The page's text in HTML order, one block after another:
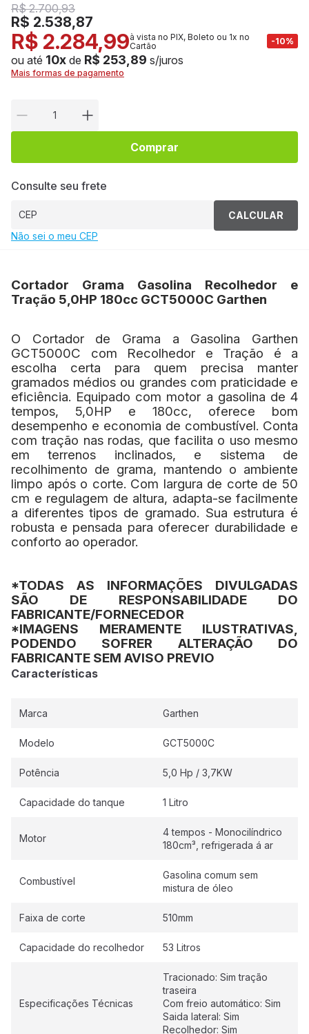
R$ 2.700,93
R$ 2.538,87
R$ 2.284,99à vista no PIX, Boleto ou 1x no
Cartão
-10%
ou até 10x de R$ 253,89 s/juros
Mais formas de pagamento
Comprar
Consulte seu frete
CALCULAR
Não sei o meu CEP
Cortador Grama Gasolina Recolhedor e
Tração 5,0HP 180cc GCT5000C Garthen
O Cortador de Grama a Gasolina Garthen
GCT5000C com Recolhedor e Tração é a
escolha certa para quem precisa manter
gramados médios ou grandes com praticidade e
eficiência. Equipado com motor a gasolina de 4
tempos, 5,0HP e 180cc, oferece bom
desempenho e economia de combustível. Conta
com tração nas rodas, que facilita o uso mesmo
em terrenos inclinados, e sistema de
recolhimento de grama, mantendo o ambiente
limpo após o corte. Com largura de corte de 50
cm e regulagem de altura, adapta-se facilmente
a diferentes tipos de gramado. Sua estrutura é
robusta e pensada para oferecer durabilidade e
conforto ao operador.
*TODAS AS INFORMAÇÕES DIVULGADAS
SÃO DE RESPONSABILIDADE DO
FABRICANTE/FORNECEDOR
*IMAGENS MERAMENTE ILUSTRATIVAS,
PODENDO SOFRER ALTERAÇÃO DO
FABRICANTE SEM AVISO PREVIO
Características
Marca Garthen
Modelo GCT5000C
Potência 5,0 Hp / 3,7KW
Capacidade do tanque 1 Litro
Motor
4 tempos - Monocilíndrico
180cm³, refrigerada á ar
Combustível
Gasolina comum sem
mistura de óleo
Faixa de corte 510mm
Capacidade do recolhedor 53 Litros
Especificações Técnicas
Tracionado: Sim tração
traseira
Com freio automático: Sim
Saida lateral: Sim
Recolhedor: Sim